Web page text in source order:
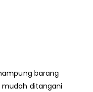
barang
ditangani